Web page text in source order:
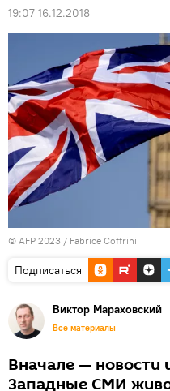
19:07 16.12.2018
© AFP 2023 / Fabrice Coffrini
Подписаться
Виктор Мараховский
Все материалы
Вначале — новости
Западные СМИ